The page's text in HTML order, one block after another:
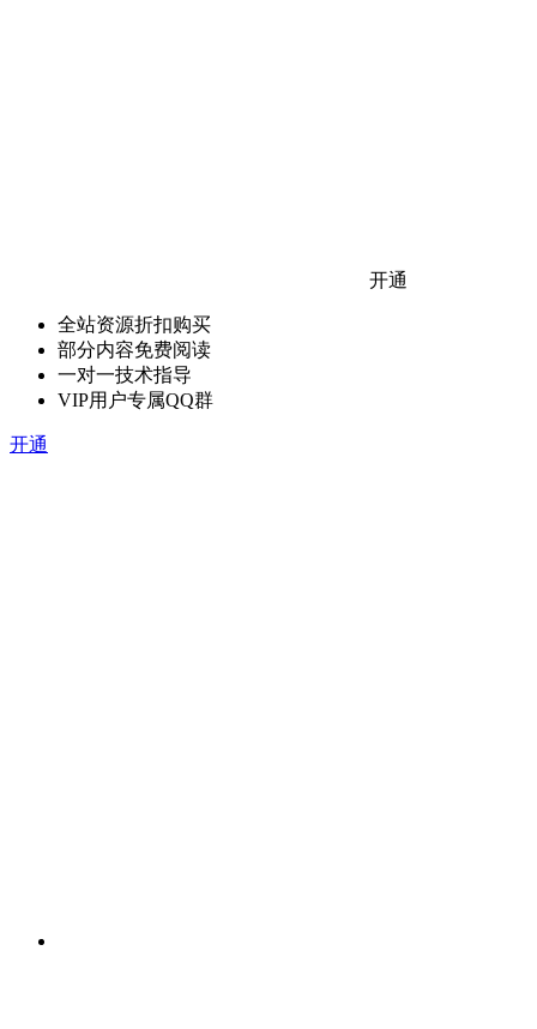
开通
全站资源折扣购买
部分内容免费阅读
一对一技术指导
VIP用户专属QQ群
开通